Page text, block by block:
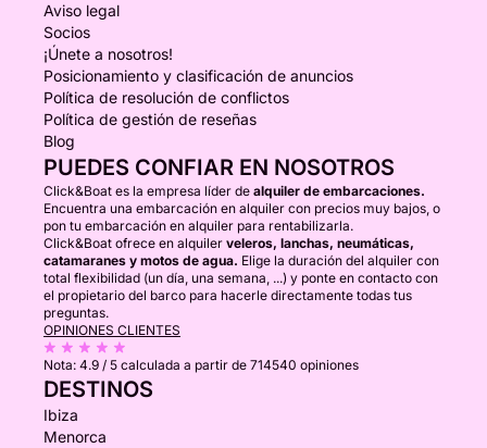
Aviso legal
Socios
¡Únete a nosotros!
Posicionamiento y clasificación de anuncios
Política de resolución de conflictos
Política de gestión de reseñas
Blog
PUEDES CONFIAR EN NOSOTROS
Click&Boat es la empresa líder de alquiler de embarcaciones.
Encuentra una embarcación en alquiler con precios muy bajos, o
pon tu embarcación en alquiler para rentabilizarla.
Click&Boat ofrece en alquiler veleros, lanchas, neumáticas,
catamaranes y motos de agua. Elige la duración del alquiler con
total flexibilidad (un día, una semana, ...) y ponte en contacto con
el propietario del barco para hacerle directamente todas tus
preguntas.
OPINIONES CLIENTES
Nota: 4.9 / 5 calculada a partir de 714540 opiniones
DESTINOS
Ibiza
Menorca